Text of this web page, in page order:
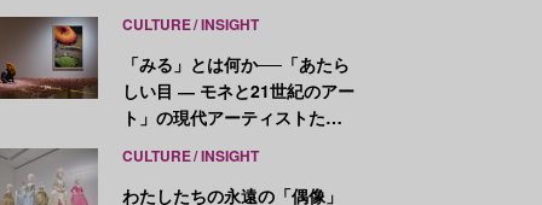
CULTURE INSIGHT
「みる」とは何か──「あたら
しい目 ― モネと21世紀のアー
ト」の現代アーティストたち
CULTURE INSIGHT
わたしたちの永遠の「偶像」